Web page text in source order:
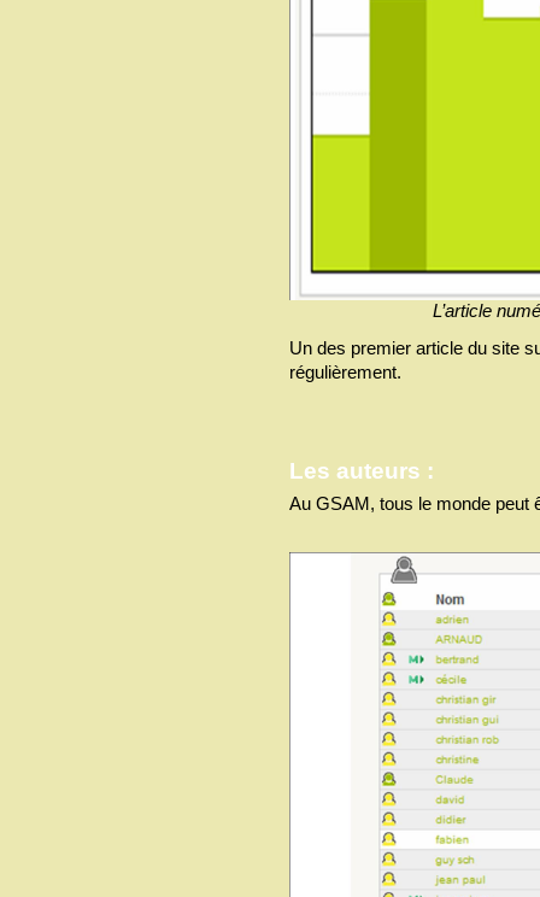
L’article
Un des premier article du site
régulièrement.
Les auteurs :
Au GSAM, tous le monde peut